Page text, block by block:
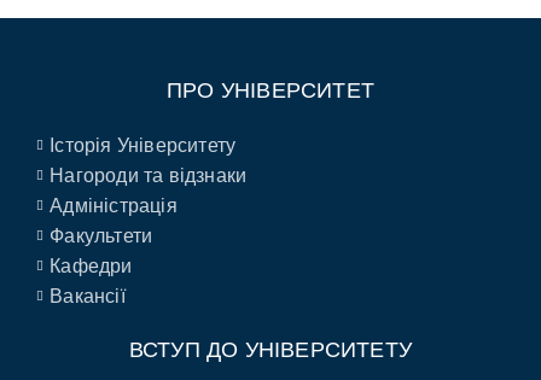
ПРО УНІВЕРСИТЕТ
Історія Університету
Нагороди та відзнаки
Адміністрація
Факультети
Кафедри
Вакансії
ВСТУП ДО УНІВЕРСИТЕТУ